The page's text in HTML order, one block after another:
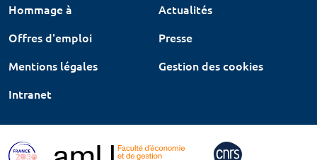
Hommage à
Actualités
Offres d'emploi
Presse
Mentions légales
Gestion des cookies
Intranet